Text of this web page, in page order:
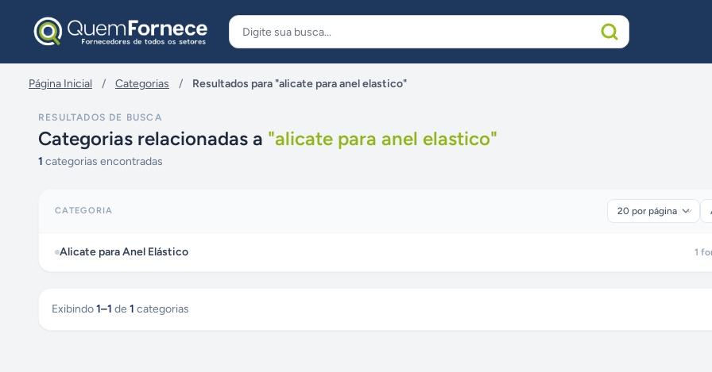
Página Inicial / Categorias / Resultados para "alicate para anel elastico"
RESULTADOS DE BUSCA
Categorias relacionadas a "alicate para anel elastico"
1 categorias encontradas
CATEGORIA
Alicate para Anel Elástico 1
Exibindo1–1 de 1 categorias